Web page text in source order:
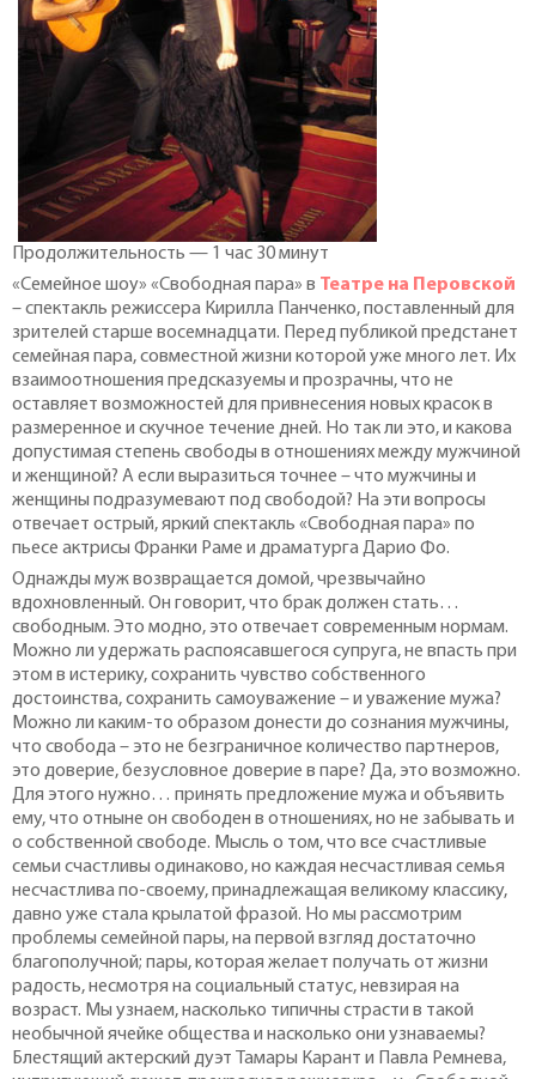
Продолжительность — 1 час 30 минут
«Семейное шоу» «Свободная пара» в Театре на Перовской
– спектакль режиссера Кирилла Панченко, поставленный для
зрителей старше восемнадцати. Перед публикой предстанет
семейная пара, совместной жизни которой уже много лет. Их
взаимоотношения предсказуемы и прозрачны, что не
оставляет возможностей для привнесения новых красок в
размеренное и скучное течение дней. Но так ли это, и какова
допустимая степень свободы в отношениях между мужчиной
и женщиной? А если выразиться точнее – что мужчины и
женщины подразумевают под свободой? На эти вопросы
отвечает острый, яркий спектакль «Свободная пара» по
пьесе актрисы Франки Раме и драматурга Дарио Фо.
Однажды муж возвращается домой, чрезвычайно
вдохновленный. Он говорит, что брак должен стать…
свободным. Это модно, это отвечает современным нормам.
Можно ли удержать распоясавшегося супруга, не впасть при
этом в истерику, сохранить чувство собственного
достоинства, сохранить самоуважение – и уважение мужа?
Можно ли каким-то образом донести до сознания мужчины,
что свобода – это не безграничное количество партнеров,
это доверие, безусловное доверие в паре? Да, это возможно.
Для этого нужно… принять предложение мужа и объявить
ему, что отныне он свободен в отношениях, но не забывать и
о собственной свободе. Мысль о том, что все счастливые
семьи счастливы одинаково, но каждая несчастливая семья
несчастлива по-своему, принадлежащая великому классику,
давно уже стала крылатой фразой. Но мы рассмотрим
проблемы семейной пары, на первой взгляд достаточно
благополучной; пары, которая желает получать от жизни
радость, несмотря на социальный статус, невзирая на
возраст. Мы узнаем, насколько типичны страсти в такой
необычной ячейке общества и насколько они узнаваемы?
Блестящий актерский дуэт Тамары Карант и Павла Ремнева,